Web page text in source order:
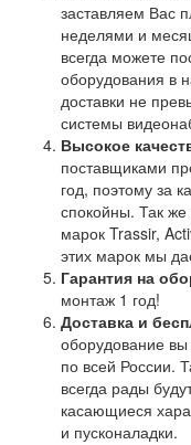
заставляем Вас
неделями и
всегда можете
оборудования в
доставки не
системы
Высокое
поставщиками
год, поэтому за
спокойны. Так
марок Trassir,
этих марок мы
Гарантия на
монтаж 1 год!
Доставка и
оборудование вы
по всей России.
всегда рады
касающиеся
и пусконаладки.